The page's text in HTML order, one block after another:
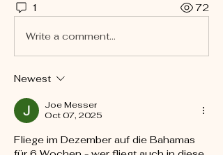
1 72
Write a comment...
Newest
Joe Messer
Oct 07, 2025
Fliege im Dezember auf die Bahamas